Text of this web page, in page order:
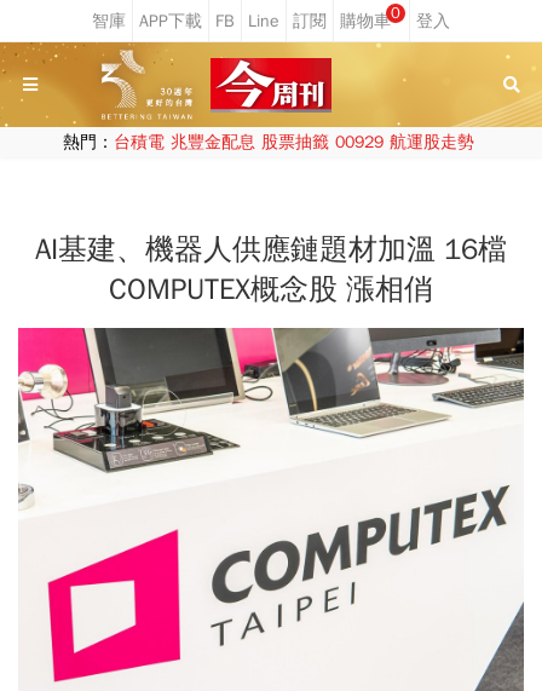
0
熱門： 台積電 兆豐金配息 股票抽籤 00929 航運股走勢
AI基建、機器人供應鏈題材加溫 16檔
COMPUTEX概念股 漲相俏